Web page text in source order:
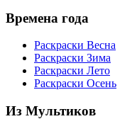
Времена года
Раскраски Весна
Раскраски Зима
Раскраски Лето
Раскраски Осень
Из Мультиков